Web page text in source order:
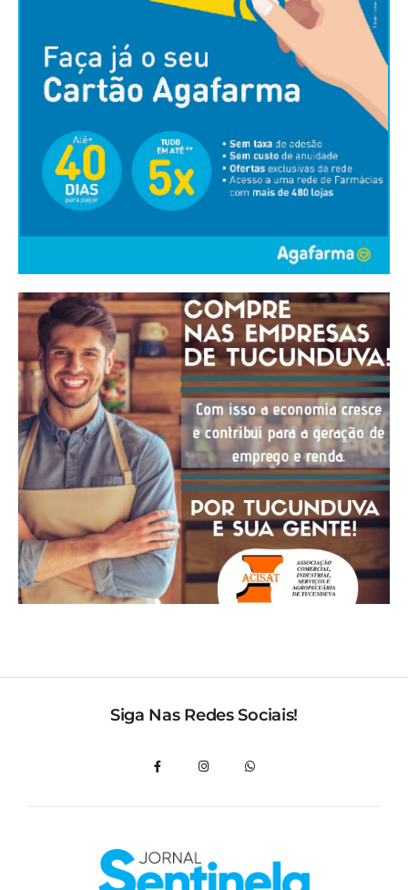
Siga Nas Redes Sociais!